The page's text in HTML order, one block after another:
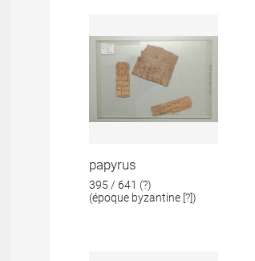
papyrus
395 / 641 (?)
(époque byzantine [?])